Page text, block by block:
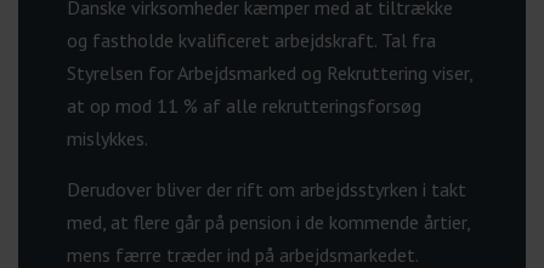
Danske virksomheder kæmper med at tiltrække
og fastholde kvalificeret arbejdskraft. Tal fra
Styrelsen for Arbejdsmarked og Rekruttering viser,
at op mod 11 % af alle rekrutteringsforsøg
mislykkes.
Derudover bliver der rift om arbejdsstyrken i takt
med, at flere går på pension i de kommende årtier,
mens færre træder ind på arbejdsmarkedet.